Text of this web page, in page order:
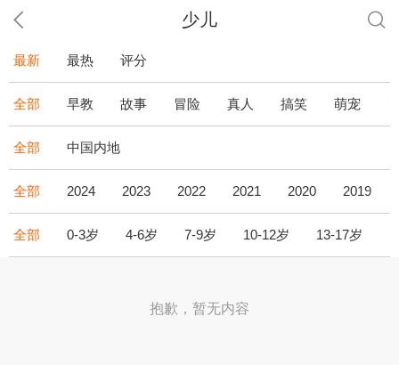
少儿
最新 最热 评分
全部 早教 故事 冒险 真人 搞笑 萌宠
全部 中国内地
全部 2024 2023 2022 2021 2020 2019
全部 0-3岁 4-6岁 7-9岁 10-12岁 13-17岁
抱歉，暂无内容